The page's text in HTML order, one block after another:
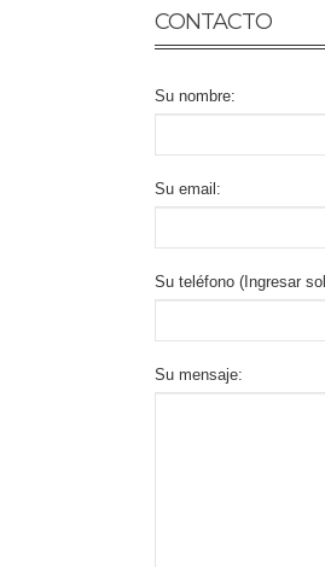
CONTACTO
Su nombre:
Su email:
Su teléfono (Ingresar
Su mensaje: